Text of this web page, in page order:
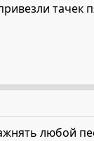
тачек
любой